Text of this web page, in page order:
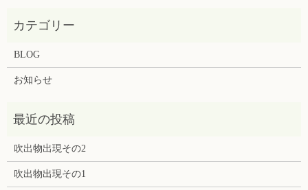
BLOG
お知らせ
吹出物出現その2
吹出物出現その1